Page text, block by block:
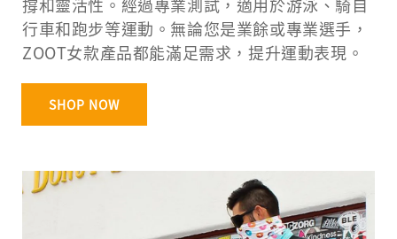
行車和跑步等運動。無論您是業餘或專業選手，
ZOOT女款產品都能滿足需求，提升運動表現。
SHOP NOW